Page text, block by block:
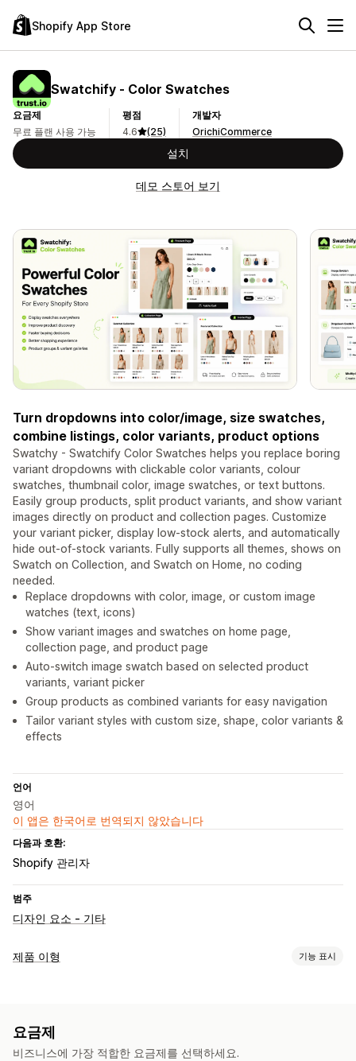
Shopify App Store
Swatchify ‑ Color Swatches
요금제
무료 플랜 사용 가능
평점
4.6
(25)
개발자
OrichiCommerce
설치
데모 스토어 보기
Turn dropdowns into color/image, size swatches,
combine listings, color variants, product options
Swatchy - Swatchify Color Swatches helps you replace boring
variant dropdowns with clickable color variants, colour
swatches, thumbnail color, image swatches, or text buttons.
Easily group products, split product variants, and show variant
images directly on product and collection pages. Customize
your variant picker, display low-stock alerts, and automatically
hide out-of-stock variants. Fully supports all themes, shows on
Swatch on Collection, and Swatch on Home, no coding
needed.
Replace dropdowns with color, image, or custom image
watches (text, icons)
Show variant images and swatches on home page,
collection page, and product page
Auto-switch image swatch based on selected product
variants, variant picker
Group products as combined variants for easy navigation
Tailor variant styles with custom size, shape, color variants &
effects
언어
영어
이 앱은 한국어로 번역되지 않았습니다
다음과 호환:
Shopify 관리자
범주
디자인 요소 - 기타
제품 이형 기능 표시
재고
요금제
비즈니스에 가장 적합한 요금제를 선택하세요.